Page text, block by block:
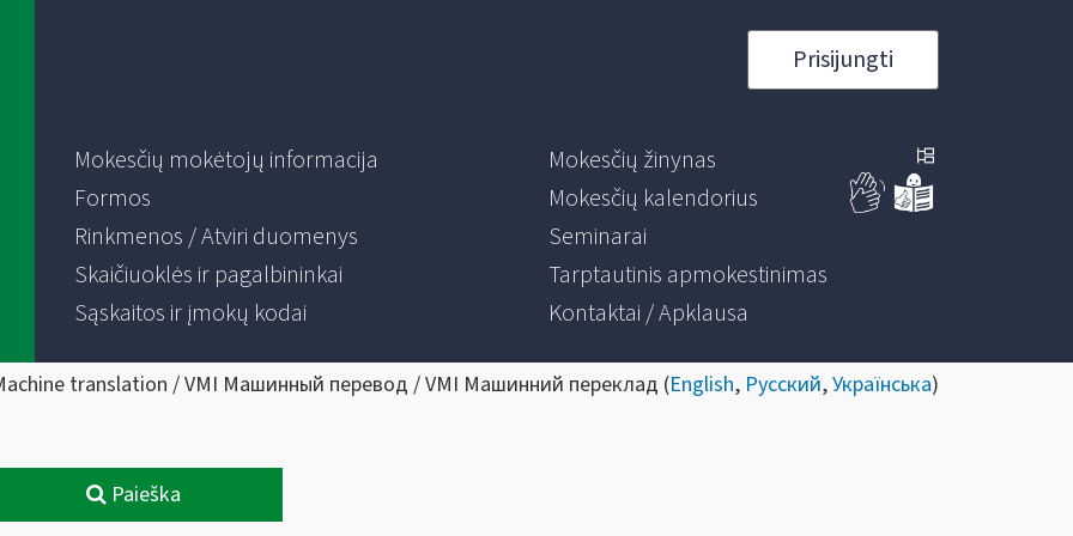
Prisijungti
Mokesčių mokėtojų informacija
Formos
Rinkmenos / Atviri duomenys
Skaičiuoklės ir pagalbininkai
Sąskaitos ir įmokų kodai
Mokesčių žinynas
Mokesčių kalendorius
Seminarai
Tarptautinis apmokestinimas
Kontaktai / Apklausa
translation / VMI Машинный перевод / VMI Машинний переклад (English, Русский,Українська)
Paieška